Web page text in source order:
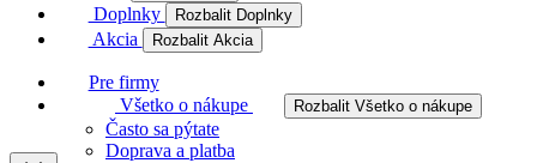
Doplnky Rozbalit Doplnky
Akcia Rozbalit Akcia
Pre firmy
Všetko o nákupe
Rozbalit Všetko o nákupe
Často sa pýtate
Doprava a platba